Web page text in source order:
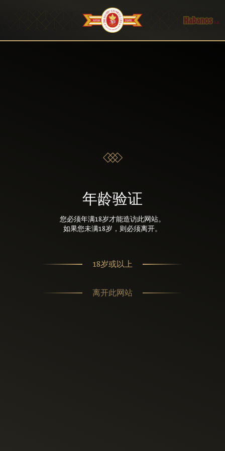
年龄验证
您必须年满18岁才能造访此网站。
如果您未满18岁，则必须离开。
离开此网站
18岁或以上